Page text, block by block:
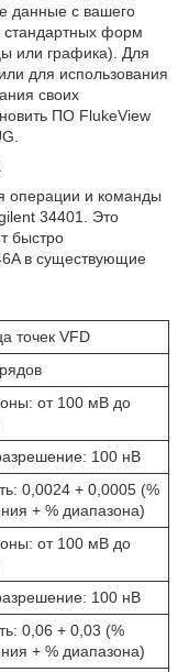
данные с вашего
стандартных форм
или графика). Для
для использования
своих
ПО FlukeView
операции и команды
34401. Это
быстро
в существующие
точек VFD
от 100 мВ до
100 нВ
0,0024 + 0,0005 (%
+ % диапазона)
от 100 мВ до
100 нВ
0,06 + 0,03 (%
+ % диапазона)